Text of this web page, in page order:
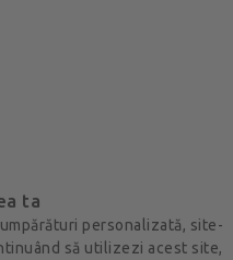
ta
personalizată, site-
să utilizezi acest site,